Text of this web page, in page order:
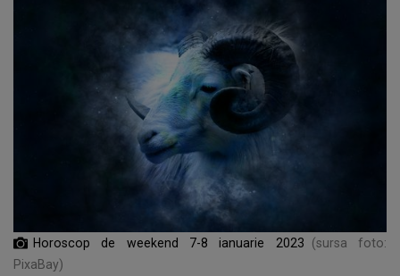
Horoscop de weekend 7-8 ianuarie 2023
(sursa foto:
PixaBay)